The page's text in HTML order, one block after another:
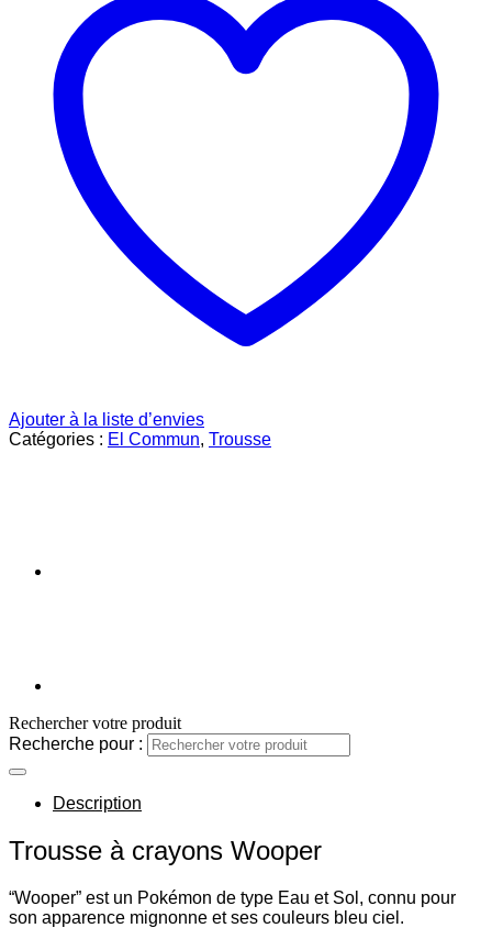
Ajouter à la liste d’envies
Catégories : El Commun, Trousse
Rechercher votre produit
Recherche pour :
Description
Trousse à crayons Wooper
“Wooper” est un Pokémon de type Eau et Sol, connu pour
son apparence mignonne et ses couleurs bleu ciel.